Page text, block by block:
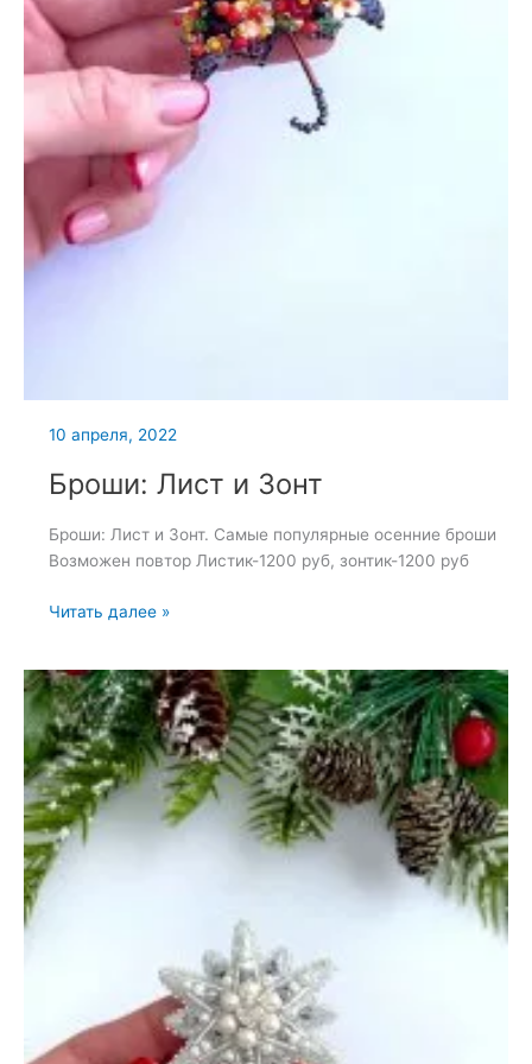
10 апреля, 2022
Броши: Лист и Зонт
Броши: Лист и Зонт. Самые популярные осенние броши
Возможен повтор Листик-1200 руб, зонтик-1200 руб
Броши:
Зонт
Читать далее »